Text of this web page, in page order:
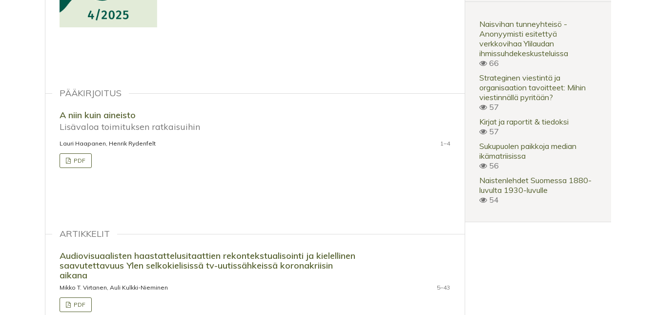
PÄÄKIRJOITUS
A niin kuin aineisto
Lisävaloa toimituksen ratkaisuihin
Lauri Haapanen, Henrik Rydenfelt 1–4
PDF
ARTIKKELIT
Audiovisuaalisten haastattelusitaattien rekontekstualisointi ja kielellinen
saavutettavuus Ylen selkokielisissä tv-uutissähkeissä koronakriisin
aikana
Mikko T. Virtanen, Auli Kulkki-Nieminen 5–43
PDF
Naisvihan tunneyhteisö -
Anonyymisti esitettyä
verkkovihaa Ylilaudan
ihmissuhdekeskusteluissa
66
Strateginen viestintä ja
organisaation tavoitteet: Mihin
viestinnällä pyritään?
57
Kirjat ja raportit & tiedoksi
57
Sukupuolen paikkoja median
ikämatriisissa
56
Naistenlehdet Suomessa 1880-
luvulta 1930-luvulle
54